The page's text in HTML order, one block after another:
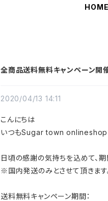
HOME
全商品送料無料キャンペーン開催
2020/04/13 14:11
こんにちは
いつもSugar town onlineshop
日頃の感謝の気持ちを込めて、
※国内発送のみとさせて頂きます
送料無料キャンペーン期間：